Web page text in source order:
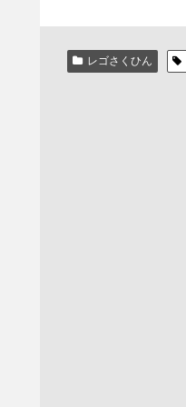
レゴさくひん